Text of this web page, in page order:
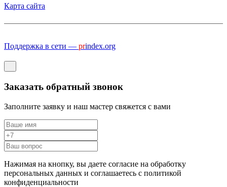
Карта сайта
Поддержка в сети — prindex.org
Заказать обратный звонок
Заполните заявку и наш мастер свяжется с вами
Нажимая на кнопку, вы даете согласие на обработку
персональных данных и соглашаетесь c политикой
конфиденциальности